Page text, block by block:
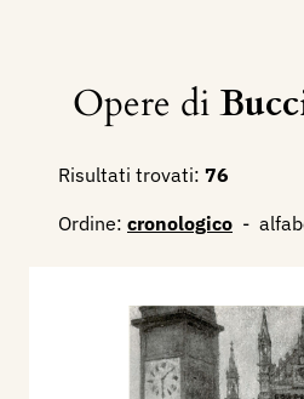
Opere di
Risultati trovati: 76
Ordine: cronologico -